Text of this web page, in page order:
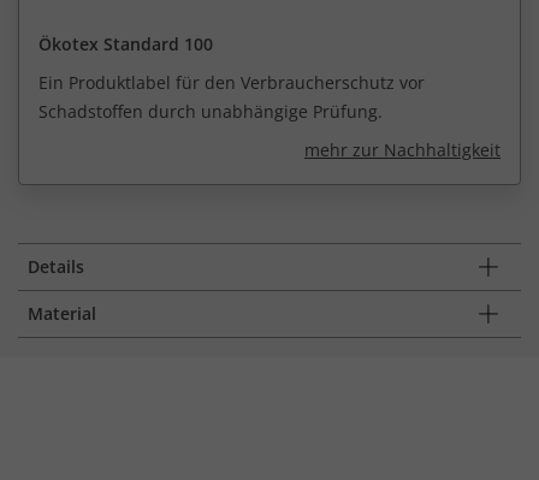
Ökotex Standard 100
Ein Produktlabel für den Verbraucherschutz vor
Schadstoffen durch unabhängige Prüfung.
mehr zur Nachhaltigkeit
Details
Material